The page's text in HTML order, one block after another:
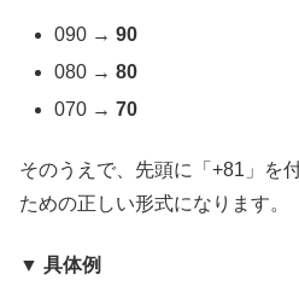
090 →90
080 →80
070 →70
そのうえで、先頭に「+81」を
ための正しい形式になります。
▼ 具体例